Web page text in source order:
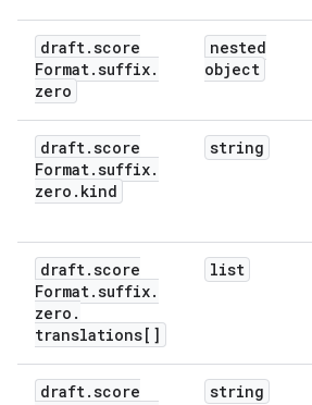
"kind":
              "locale":
string
              "value":
string
            }
          ]
        },
        "two": {
"kind":
          "translations": [
"kind":
              "locale":
              "value":
            }
          ]
        },
        "few": {
draft.score
Format.suffix.
zero
nested
object
draft.score
Format.suffix.
zero . kind
string
draft.score
Format.suffix.
zero .
translations[]
list
draft.score
string